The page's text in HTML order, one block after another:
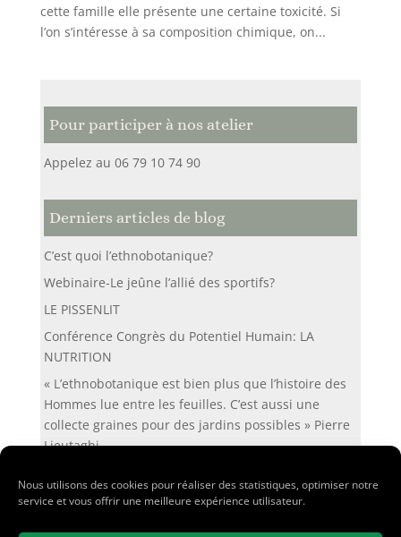
Nous utilisons des cookies pour réaliser des statistiques, optimiser notre
service et vous offrir une meilleure expérience utilisateur.
cette famille elle présente une certaine toxicité. Si
l’on s’intéresse à sa composition chimique, on...
Pour participer à nos atelier
Appelez au 06 79 10 74 90
Derniers articles de blog
C’est quoi l’ethnobotanique?
Webinaire-Le jeûne l’allié des sportifs?
LE PISSENLIT
Conférence Congrès du Potentiel Humain: LA
NUTRITION
« L’ethnobotanique est bien plus que l’histoire des
Hommes lue entre les feuilles. C’est aussi une
collecte graines pour des jardins possibles » Pierre
Lieutaghi